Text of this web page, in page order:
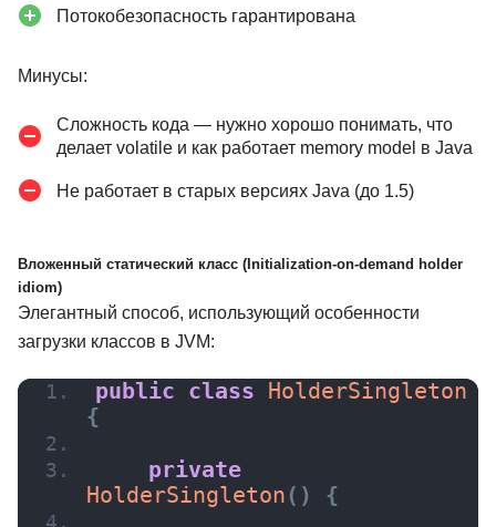
Потокобезопасность гарантирована
Минусы:
Сложность кода — нужно хорошо понимать, что
делает volatile и как работает memory model в Java
Не работает в старых версиях Java (до 1.5)
Вложенный статический класс (Initialization-on-demand holder
idiom)
Элегантный способ, использующий особенности
загрузки классов в JVM:
public class
HolderSingleton
{
private
HolderSingleton ( ) {